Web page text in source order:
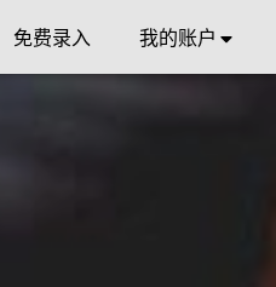
免费录入 我的账户